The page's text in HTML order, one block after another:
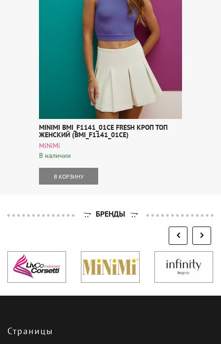
MINIMI BMI_F1141_01CE FRESH КРОП ТОП
ЖЕНСКИЙ (BMI_F1141_01CE)
MiNiMi
В наличии
В КОРЗИНУ
БРЕНДЫ
Страницы